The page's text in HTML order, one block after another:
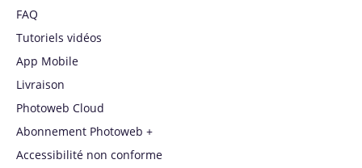
FAQ
Tutoriels vidéos
App Mobile
Livraison
Photoweb Cloud
Abonnement Photoweb +
Accessibilité non conforme